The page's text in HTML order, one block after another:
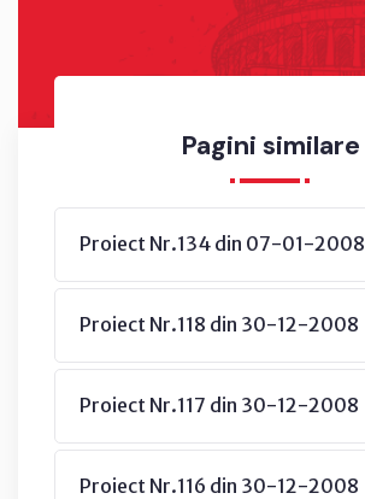
Pagini similare
Proiect Nr.134 din 07-01-2008
Proiect Nr.118 din 30-12-2008
Proiect Nr.117 din 30-12-2008
Proiect Nr.116 din 30-12-2008